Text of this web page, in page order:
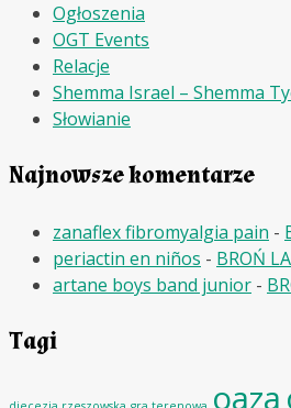
Ogłoszenia
OGT Events
Relacje
Shemma Israel – Shemma
Słowianie
Najnowsze komentarze
zanaflex fibromyalgia pain -
periactin en niños - BROŃ
artane boys band junior -
Tagi
oaza